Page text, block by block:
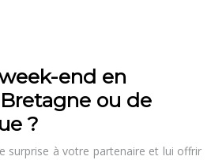
end en
ou de
?
surprise à votre partenaire et lui offrir